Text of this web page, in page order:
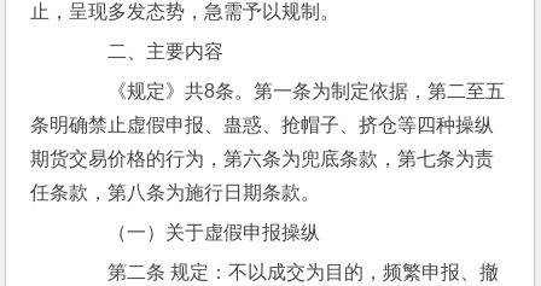
止，呈现多发态势，急需予以规制。
二、主要内容
《规定》共8条。第一条为制定依据，第二至五
条明确禁止虚假申报、蛊惑、抢帽子、挤仓等四种操纵
期货交易价格的行为，第六条为兜底条款，第七条为责
任条款，第八条为施行日期条款。
（一）关于虚假申报操纵
第二条 规定：不以成交为目的，频繁申报、撤